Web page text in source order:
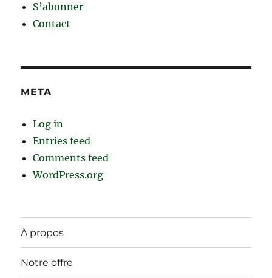
S’abonner
Contact
META
Log in
Entries feed
Comments feed
WordPress.org
À propos
Notre offre